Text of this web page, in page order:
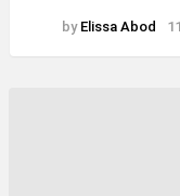
by Elissa Abod